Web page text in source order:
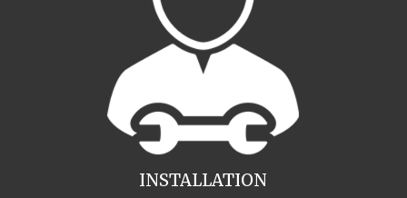
INSTALLATION